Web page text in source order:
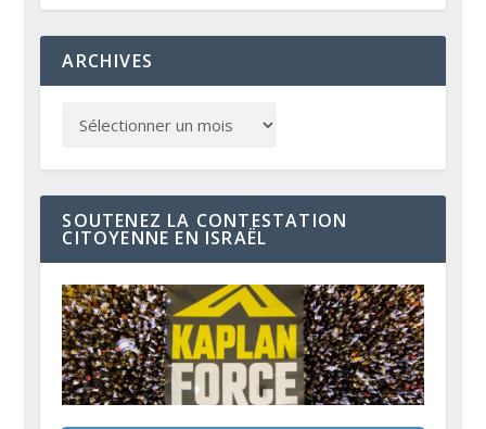
ARCHIVES
SOUTENEZ LA CONTESTATION
CITOYENNE EN ISRAËL